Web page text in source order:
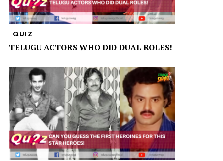
QUIZ
TELUGU ACTORS WHO DID DUAL ROLES!